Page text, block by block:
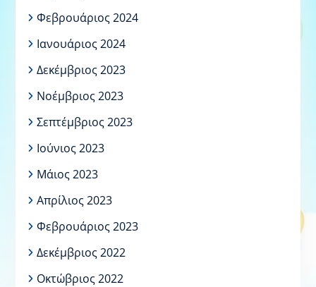
Φεβρουάριος 2024
Ιανουάριος 2024
Δεκέμβριος 2023
Νοέμβριος 2023
Σεπτέμβριος 2023
Ιούνιος 2023
Μάιος 2023
Απρίλιος 2023
Φεβρουάριος 2023
Δεκέμβριος 2022
Οκτώβριος 2022